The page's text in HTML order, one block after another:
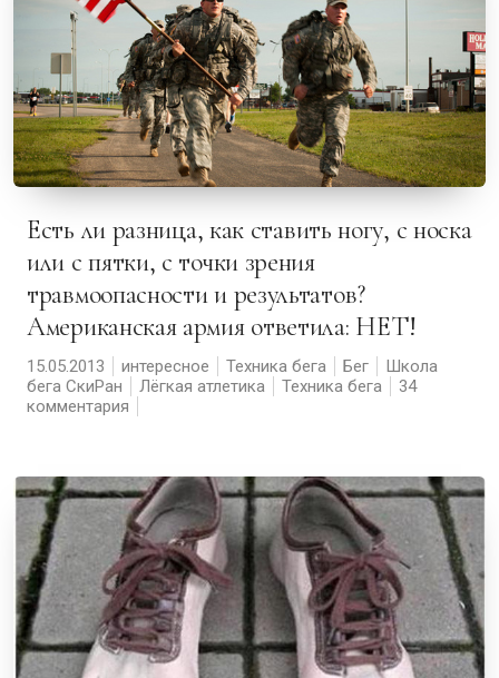
Есть ли разница, как ставить ногу, с носка
или с пятки, с точки зрения
травмоопасности и результатов?
Американская армия ответила: НЕТ!
15.05.2013 интересное Техника бега Бег
Школа
бега СкиРан
Лёгкая атлетика Техника бега
34
комментария